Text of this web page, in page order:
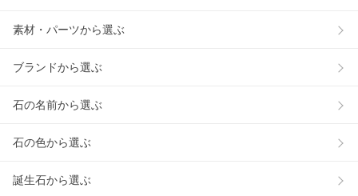
素材・パーツから選ぶ
ブランドから選ぶ
石の名前から選ぶ
石の色から選ぶ
誕生石から選ぶ